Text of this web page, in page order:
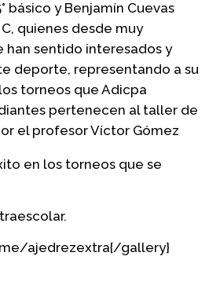
básico y Benjamín Cuevas
quienes desde muy
han sentido interesados y
deporte, representando a su
torneos que Adicpa
pertenecen al taller de
el profesor Víctor Gómez
en los torneos que se
ajedrezextra{/gallery}